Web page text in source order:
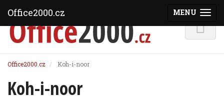
Office2000.cz Koh-i-noor
Koh-i-noor
MENU
Office2000.cz